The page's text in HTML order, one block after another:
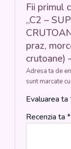
Fii primul
„C2 –
praz,
crutoane)
Adresa ta de
sunt marcate cu
Evaluarea ta
Recenzia ta*